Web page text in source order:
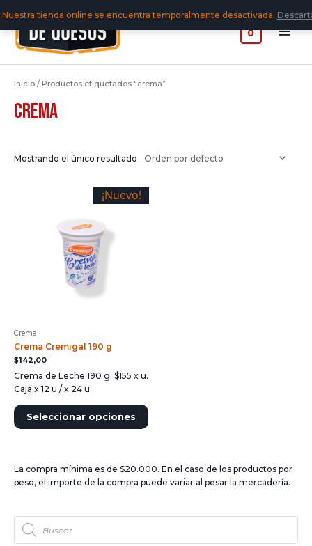
0
Inicio / Productos etiquetados “crema”
crema
Mostrando el único resultado
¡Nuevo!
Crema
Crema Cremigal 190 g
$142,00
Crema de Leche 190 g. $155 x u.
Caja x 12 u / x 24 u.
Seleccionar opciones
La compra mínima es de $20.000. En el caso de los productos por
peso, el importe de la compra puede variar al pesar la mercadería.
Nuestra tienda online se encuentra temporalmente desactivada.